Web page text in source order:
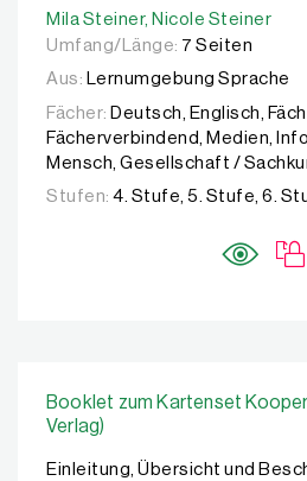
Mila Steiner, Nicole Steiner
Umfang/Länge: 7 Seiten
Aus: Lernumgebung Sprache
Fächer: Deutsch, Englisch,
Fächerverbindend, Medien,
Mensch, Gesellschaft /
Stufen: 4. Stufe, 5. Stufe, 6.
Booklet zum Kartenset
Verlag)
Einleitung, Übersicht und